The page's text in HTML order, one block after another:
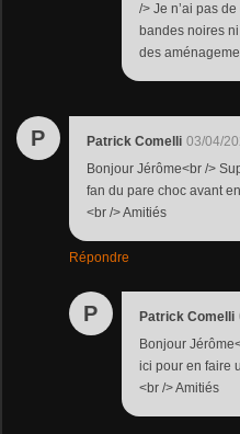
/> Je n’ai pas
bandes noires
des
P Patrick Comelli 03/04/
Bonjour Jérôme<br />
fan du pare choc avant
<br /> Amitiés
Répondre
P Patrick Comelli
Bonjour
ici pour en faire
<br /> Amitiés